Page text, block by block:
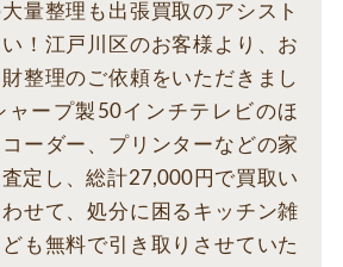
量整理も出張買取のアシスト
！江戸川区のお客様より、お
整理のご依頼をいただきまし
ャープ製50インチテレビのほ
ーダー、プリンターなどの家
定し、総計27,000円で買取い
せて、処分に困るキッチン雑
も無料で引き取りさせていた